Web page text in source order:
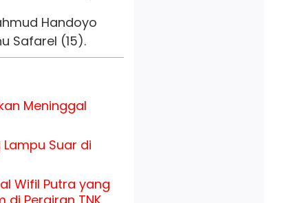
Handoyo
Safarel (15).
Meninggal
Lampu Suar di
Wifil Putra yang